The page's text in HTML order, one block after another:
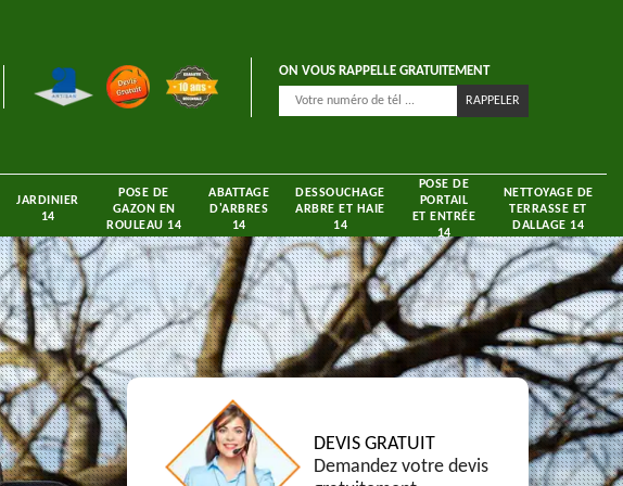
ON VOUS RAPPELLE GRATUITEMENT
JARDINIER
14
POSE DE
GAZON EN
ROULEAU 14
ABATTAGE
D'ARBRES
14
DESSOUCHAGE
ARBRE ET HAIE
14
POSE DE
PORTAIL
ET ENTRÉE
14
NETTOYAGE DE
TERRASSE ET
DALLAGE 14
DEVIS GRATUIT
Demandez votre devis